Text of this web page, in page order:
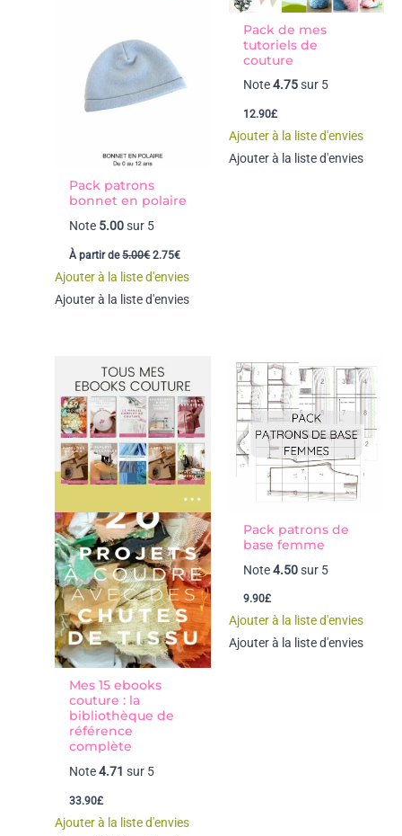
Pack patrons
bonnet en polaire
Note 5.00sur 5
À partir de5.00€Le
initial
était :
5.00€.
2.75€Le
actuel
2.75€.
Ajouter à la liste d'envies
Ajouter à la liste d'envies
Pack de mes
tutoriels de
couture
Note4.75sur 5
12.90£
Ajouter à la liste d'envies
Ajouter à la liste d'envies
Mes 15 ebooks
couture : la
bibliothèque de
référence
complète
Note4.71 sur 5
33.90£
Ajouter à la liste d'envies
Pack patrons de
base femme
Note4.50sur 5
9.90£
Ajouter à la liste d'envies
Ajouter à la liste d'envies